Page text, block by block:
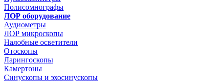
Полисомнографы
ЛОР оборудование
Аудиометры
ЛОР микроскопы
Налобные осветители
Отоскопы
Ларингоскопы
Камертоны
Синускопы и эхосинускопы